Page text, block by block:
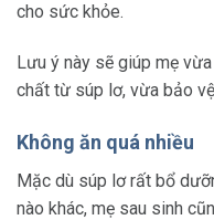
cho sức khỏe.
Lưu ý này sẽ giúp mẹ
chất từ súp lơ, vừa bảo
Không ăn quá nhiều
Mặc dù súp lơ rất bổ
nào khác, mẹ sau sinh